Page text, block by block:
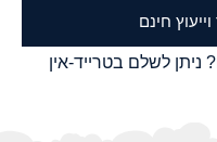
חינם
ניתן לשלם בטרייד-אין